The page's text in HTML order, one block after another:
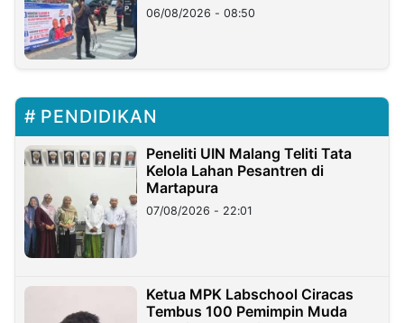
06/08/2026 - 08:50
PENDIDIKAN
Peneliti UIN Malang Teliti Tata
Kelola Lahan Pesantren di
Martapura
07/08/2026 - 22:01
Ketua MPK Labschool Ciracas
Tembus 100 Pemimpin Muda